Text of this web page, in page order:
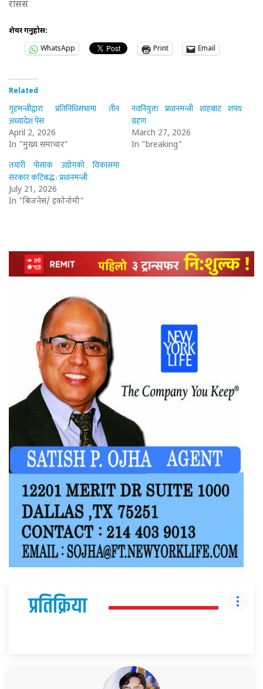
रासस
शेयर गर्नुहोस:
WhatsApp
Print Email
Related
गृहमन्त्रीद्वारा प्रतिनिधिसभामा तीन
अध्यादेश पेस
April 2, 2026
In "मुख्य समाचार"
नवनियुक्त प्रधानमन्त्री शाहबाट शपथ
ग्रहण
March 27, 2026
In "breaking"
तयारी पोसाक उद्योगको विकासमा
सरकार कटिबद्ध : प्रधानमन्त्री
July 21, 2026
In "बिजनेस/ इकोनोमी"
प्रतिक्रिया